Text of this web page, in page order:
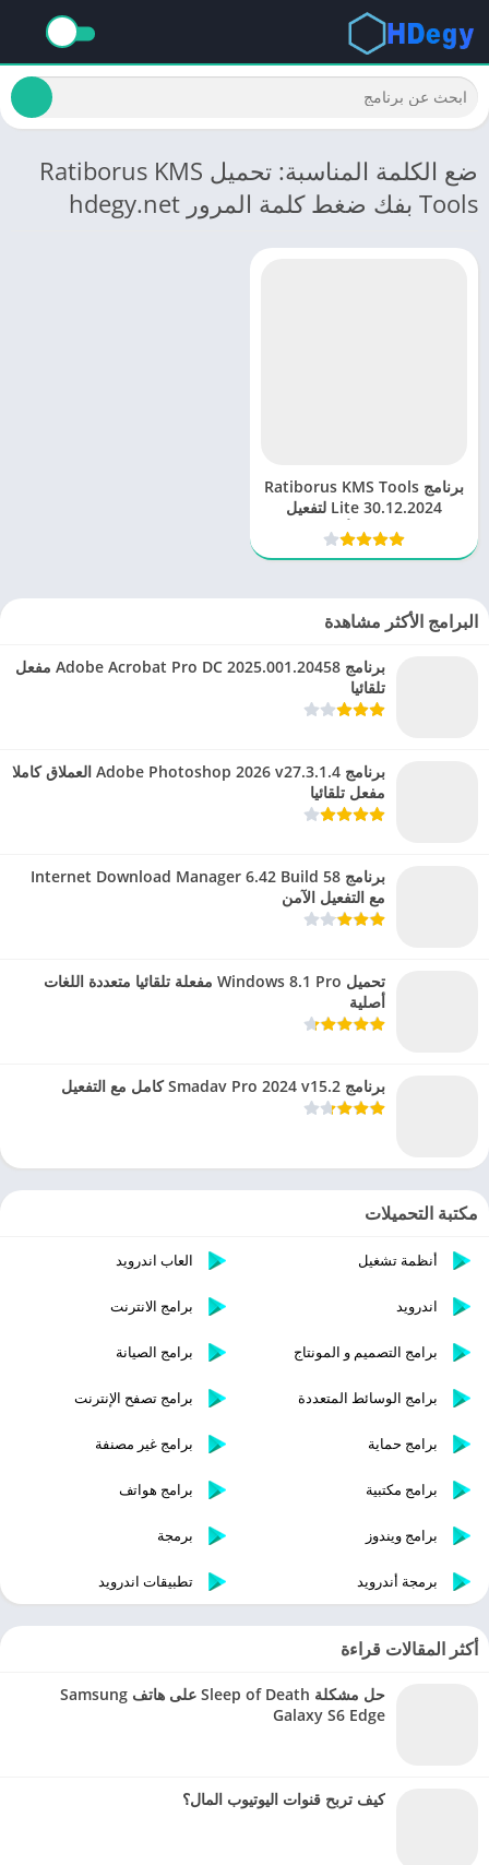
ضع الكلمة المناسبة: تحميل Ratiborus KMS
Tools بفك ضغط كلمة المرور hdegy.net
برنامج Ratiborus KMS Tools
Lite 30.12.2024 لتفعيل
الويندوز والأوفيس
البرامج الأكثر مشاهدة
برنامج Adobe Acrobat Pro DC 2025.001.20458 مفعل
تلقائيا
برنامج Adobe Photoshop 2026 v27.3.1.4 العملاق كاملا
مفعل تلقائيا
برنامج Internet Download Manager 6.42 Build 58
مع التفعيل الآمن
تحميل Windows 8.1 Pro مفعلة تلقائيا متعددة اللغات
أصلية
برنامج Smadav Pro 2024 v15.2 كامل مع التفعيل
مكتبة التحميلات
أنظمة تشغيل العاب اندرويد
اندرويد برامج الانترنت
برامج التصميم و المونتاج برامج الصيانة
برامج الوسائط المتعددة برامج تصفح الإنترنت
برامج حماية برامج غير مصنفة
برامج مكتبية برامج هواتف
برامج ويندوز برمجة
برمجة أندرويد تطبيقات اندرويد
أكثر المقالات قراءة
حل مشكلة Sleep of Death على هاتف Samsung
Galaxy S6 Edge
كيف تربح قنوات اليوتيوب المال؟